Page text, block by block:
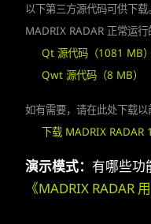
以下第三方源代码可供下
MADRIX RADAR 正常运行
Qt 源代码（1081 MB）
Qwt 源代码（8 MB）
如有需要，请在此处下载以
下载 MADRIX RADAR
演示模式：有哪些功
《MADRIX RADAR